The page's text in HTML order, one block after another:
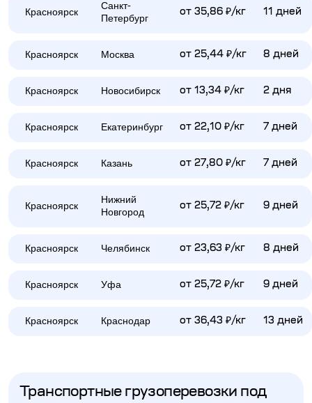
Красноярск
Санкт-
Петербург
от 35,86 ₽/кг 11 дней
Красноярск Москва от 25,44 ₽/кг 8 дней
Красноярск Новосибирск от 13,34 ₽/кг 2 дня
Красноярск Екатеринбург от 22,10 ₽/кг 7 дней
Красноярск Казань от 27,80 ₽/кг 7 дней
Красноярск
Нижний
Новгород
от 25,72 ₽/кг 9 дней
Красноярск Челябинск от 23,63 ₽/кг 8 дней
Красноярск Уфа от 25,72 ₽/кг 9 дней
Красноярск Краснодар от 36,43 ₽/кг 13 дней
Транспортные грузоперевозки под